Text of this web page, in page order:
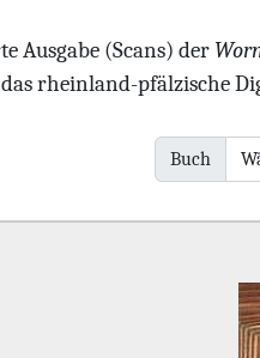
Ausgabe (Scans) der
das rheinland-pfälzische
Buch